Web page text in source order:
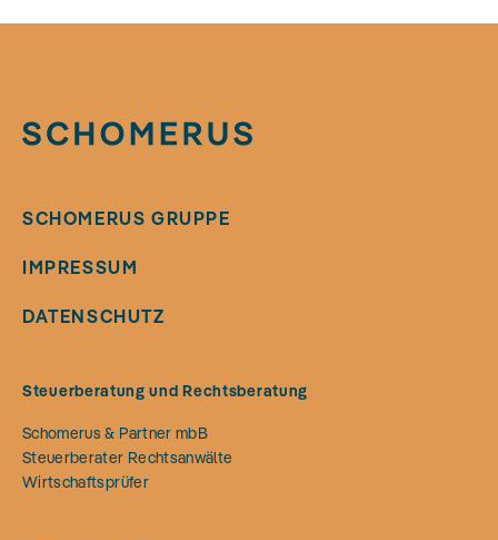
SCHOMERUS GRUPPE
IMPRESSUM
DATENSCHUTZ
Steuerberatung und Rechtsberatung
Schomerus & Partner mbB
Steuerberater Rechtsanwälte
Wirtschaftsprüfer